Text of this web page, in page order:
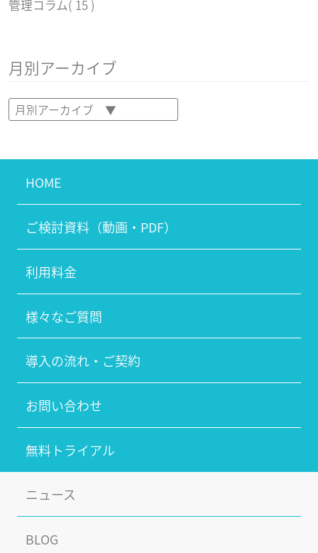
管理コラム( 15 )
月別アーカイブ
HOME
ご検討資料（動画・PDF）
利用料金
様々なご質問
導入の流れ・ご契約
お問い合わせ
無料トライアル
ニュース
BLOG